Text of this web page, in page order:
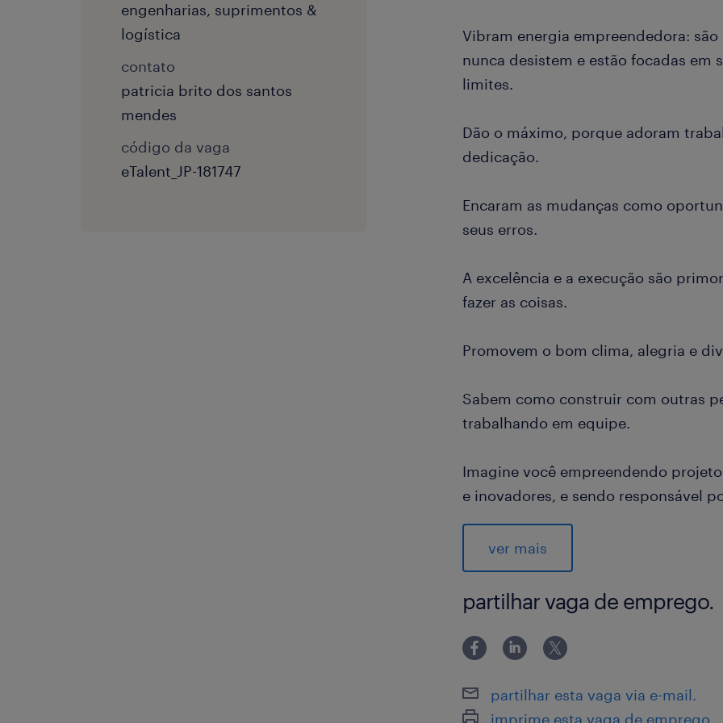
engenharias, suprimentos &
logística
contato
patricia brito dos santos
mendes
código da vaga
eTalent_JP-181747
Vibram energia empreendedora:
nunca desistem e estão focadas em
limites.
Dão o máximo, porque adoram
dedicação.
Encaram as mudanças como
seus erros.
A excelência e a execução são
fazer as coisas.
Promovem o bom clima, alegria e
Sabem como construir com outras
trabalhando em equipe.
Imagine você empreendendo
e inovadores, e sendo responsável
Gerir indicadores e rotinas com
urgência, monitorar KPIs e KAIs,
operacionais, controlar
comunicação com áreas internas.
Analisar dados e conduzir decisões,
propor e acompanhar planos de ação.
Liderar a equipe, promovendo um
garantindo suporte total à operação.
Identificar oportunidades de
ver mais
partilhar vaga de emprego.
partilhar esta vaga via e-mail.
imprime esta vaga de emprego.